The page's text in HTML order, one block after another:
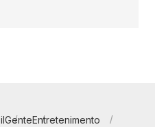
GenteEntretenimento